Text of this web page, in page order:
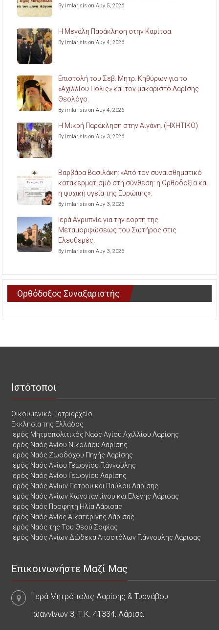
By imlarisis on Αυγ 5, 2026
Η Μεγάλη Παράκληση στην Καρίτσα.
By imlarisis on Αυγ 4, 2026
Επιστολή του Σεβ. Μητρ. Κηθύρων για το
«Αχιλλίου Πόλις» και τον μακαριστό Λαρίσης
Θεολόγο.
By imlarisis on Αυγ 4, 2026
Η Μικρή Παράκληση στην Αιγάνη. (ΗΧΗΤΙΚΟ)
By imlarisis on Αυγ 3, 2026
Βαρβάρα Βασιλάκη: «Από τον συναισθηματικό
κατακερματισμό στη σύνθεση: η Ορθοδοξία και
η ψυχική υγεία της Ευρώπης».
By imlarisis on Αυγ 3, 2026
Ιερά Αγρυπνία για την εορτή της
Μεταμορφώσεως του Σωτήρος στις
Ελευθερές.
By imlarisis on Αυγ 3, 2026
Ορθόδοξος Συναξαριστής
Ιστότοποι
Οικουμενικό Πατριαρχείο
Εκκλησία της Ελλάδος
Ιερός Μητροπολιτικός Ναός Αγίου Αχιλλίου Λαρίσης
Ιερός Ναός Αγίου Νικολάου Λαρίσης
Ιερός Ναός Ζωοδόχου Πηγής Λαρίσης
Ιερός Ναός Αγίου Γεωργίου Γιάννουλης
Ιερός Ναός Αγίου Γεωργίου Λαρίσης
Ιερός Ναός Αγίων Πέτρου και Παύλου Λαρίσης
Ιερός Ναός Αγίων Κωνσταντίνου και Ελένης Λάρισας
Ιερός Ναός Προφήτη Ηλία Λάρισας
Ιερός Ναός Αγίας Αικατερίνης Λάρισας
Ιερός Ναός της Του Θεού Σοφίας
Ιερός Ναός Αγίων Δώδεκα Αποστόλων Γιάννουλης Λάρισας
Επικοινωνήστε Μαζί Μας
Ιερά Μητρόπολις Λαρίσης & Τυρνάβου
Ιωαννίνων 3, Τ.Κ. 41334, Λάρισα